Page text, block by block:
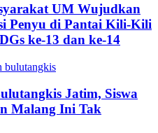
UM Wujudkan
Penyu di Pantai Kili-Kili
ke-13 dan ke-14
Jatim, Siswa
Malang Ini Tak